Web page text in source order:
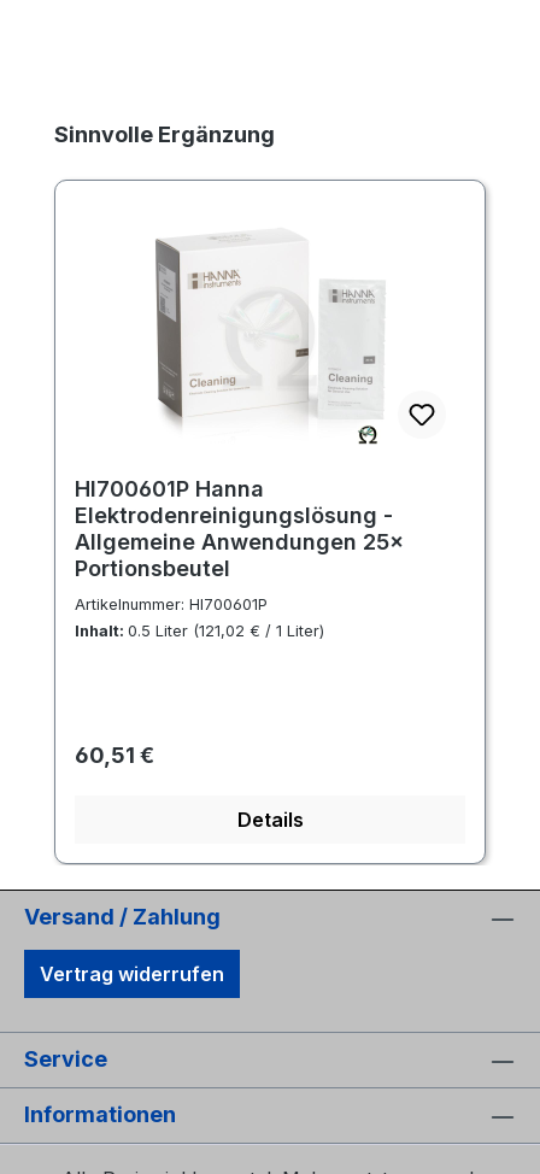
Produktgalerie überspringen
Sinnvolle Ergänzung
HI700601P Hanna
Elektrodenreinigungslösung -
Allgemeine Anwendungen 25×
Portionsbeutel
Artikelnummer: HI700601P
Inhalt: 0.5 Liter (121,02 € / 1 Liter)
Regulärer Preis:
60,51 €
Details
Versand / Zahlung
Vertrag widerrufen
Service
Informationen